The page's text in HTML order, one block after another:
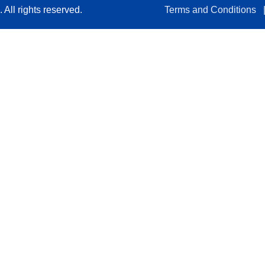
All rights reserved. Terms and Conditions